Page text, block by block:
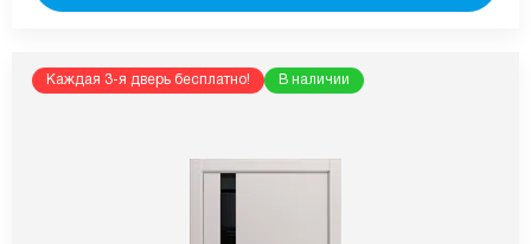
Каждая 3-я дверь бесплатно! В наличии